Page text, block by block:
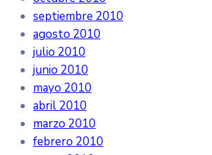
septiembre 2010
agosto 2010
julio 2010
junio 2010
mayo 2010
abril 2010
marzo 2010
febrero 2010